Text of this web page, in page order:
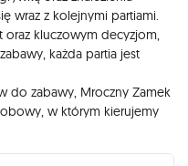
wraz z kolejnymi partiami.
oraz kluczowym decyzjom,
każda partia jest
do zabawy, Mroczny Zamek
w którym kierujemy